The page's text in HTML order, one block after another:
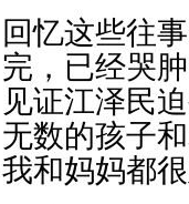
回忆这些往
完，已经哭
见证江泽民
无数的孩子
我和妈妈都